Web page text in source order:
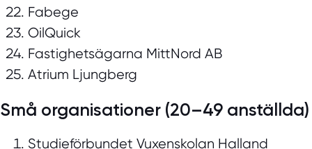
Fabege
OilQuick
Fastighetsägarna MittNord AB
Atrium Ljungberg
Små organisationer (20–49 anställda)
Studieförbundet Vuxenskolan Halland